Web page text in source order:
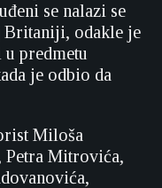
se nalazi se
Britaniji, odakle je
u predmetu
je odbio da
Miloša
Petra Mitrovića,